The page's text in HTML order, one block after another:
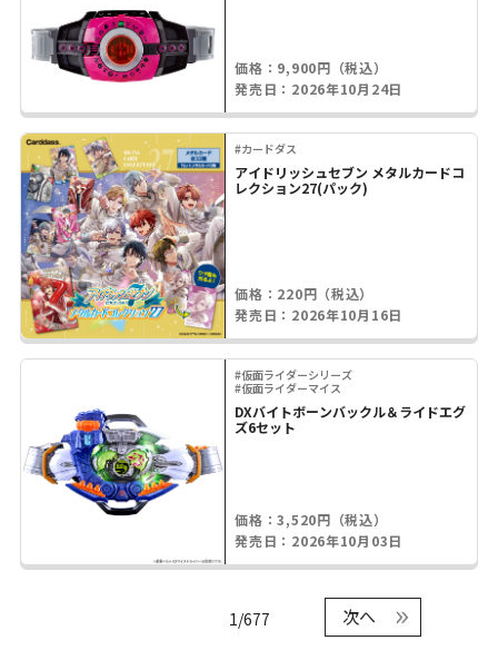
価格：9,900円（税込）
発売日：2026年10月24日
#カードダス
アイドリッシュセブン メタルカードコ
レクション27(パック)
価格：220円（税込）
発売日：2026年10月16日
#仮面ライダーシリーズ
#仮面ライダーマイス
DXバイトボーンバックル＆ライドエグ
ズ6セット
価格：3,520円（税込）
発売日：2026年10月03日
1/677 次へ